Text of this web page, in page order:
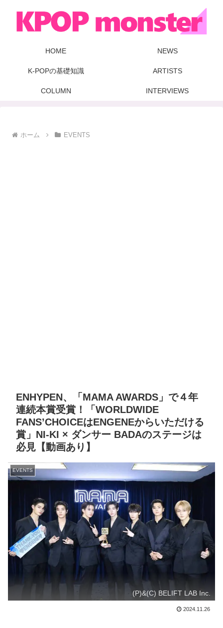
HOME NEWS
K-POPの基礎知識 ARTISTS
COLUMN INTERVIEWS
ホーム EVENTS
ENHYPEN、「MAMA AWARDS」で４年
連続本賞受賞！「WORLDWIDE
FANS’CHOICEはENGENEからいただける
賞」NI-KI × ダンサー BADAのステージは
必見【動画あり】
EVENTS
(P)&(C) BELIFT LAB Inc.
2024.11.26